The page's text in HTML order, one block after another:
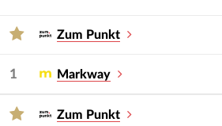
— услугу и сферу.
Zum Punkt
1 Markway
Zum Punkt